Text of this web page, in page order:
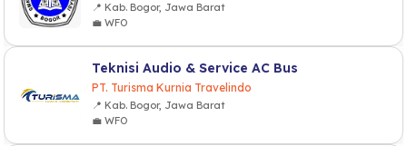
📍 Kab. Bogor, Jawa Barat
💼 WFO
Teknisi Audio & Service AC Bus
PT. Turisma Kurnia Travelindo
📍 Kab. Bogor, Jawa Barat
💼 WFO